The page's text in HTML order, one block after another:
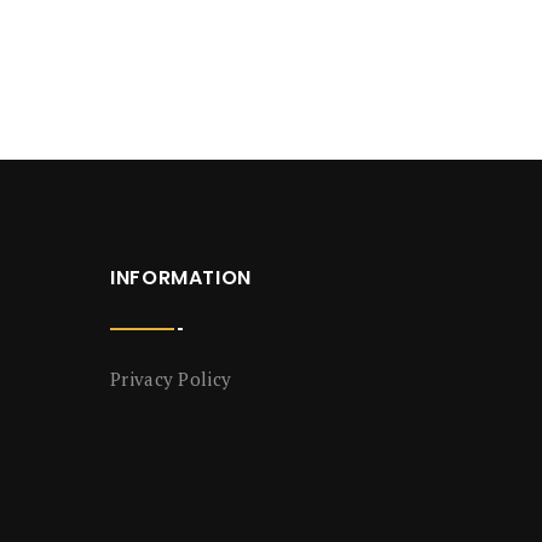
INFORMATION
Privacy Policy